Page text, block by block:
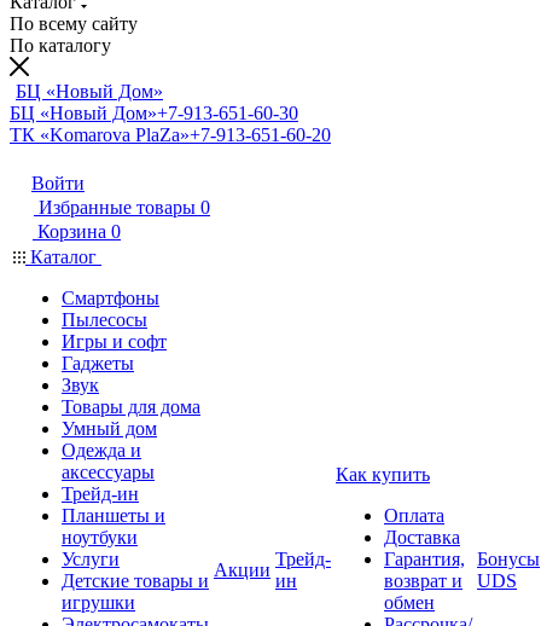
По всему сайту
По каталогу
БЦ «Новый Дом»
БЦ «Новый Дом»+7-913-651-60-30
ТК «Komarova PlaZa»+7-913-651-60-20
Войти
Избранные товары 0
Корзина 0
Каталог
Смартфоны
Пылесосы
Игры и софт
Гаджеты
Звук
Товары для дома
Умный дом
Одежда и
аксессуары
Трейд-ин
Планшеты и
ноутбуки
Услуги
Детские товары и
игрушки
Акции
Трейд-
ин
Как купить
Оплата
Доставка
Гарантия,
возврат и
обмен
Бонусы
UDS